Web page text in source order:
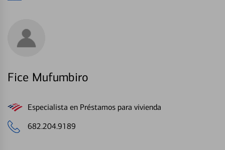
Fice Mufumbiro
Especialista en Préstamos para vivienda
682.204.9189